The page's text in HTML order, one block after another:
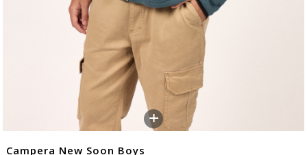
+
Campera New Soon Boys